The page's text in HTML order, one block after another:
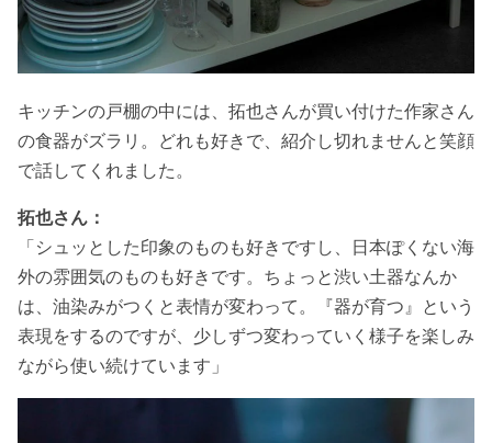
キッチンの戸棚の中には、拓也さんが買い付けた作家さん
の食器がズラリ。どれも好きで、紹介し切れませんと笑顔
で話してくれました。
拓也さん：
「シュッとした印象のものも好きですし、日本ぽくない海
外の雰囲気のものも好きです。ちょっと渋い土器なんか
は、油染みがつくと表情が変わって。『器が育つ』という
表現をするのですが、少しずつ変わっていく様子を楽しみ
ながら使い続けています」